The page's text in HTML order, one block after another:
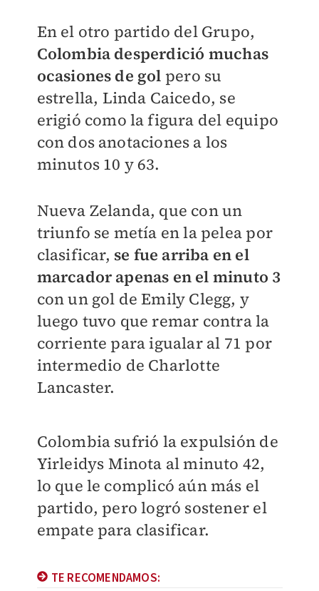
En el otro partido del Grupo,
Colombia desperdició muchas
ocasiones de gol pero su
estrella, Linda Caicedo, se
erigió como la figura del equipo
con dos anotaciones a los
minutos 10 y 63.
Nueva Zelanda, que con un
triunfo se metía en la pelea por
clasificar, se fue arriba en el
marcador apenas en el minuto 3
con un gol de Emily Clegg, y
luego tuvo que remar contra la
corriente para igualar al 71 por
intermedio de Charlotte
Lancaster.
Colombia sufrió la expulsión de
Yirleidys Minota al minuto 42,
lo que le complicó aún más el
partido, pero logró sostener el
empate para clasificar.
TE RECOMENDAMOS: